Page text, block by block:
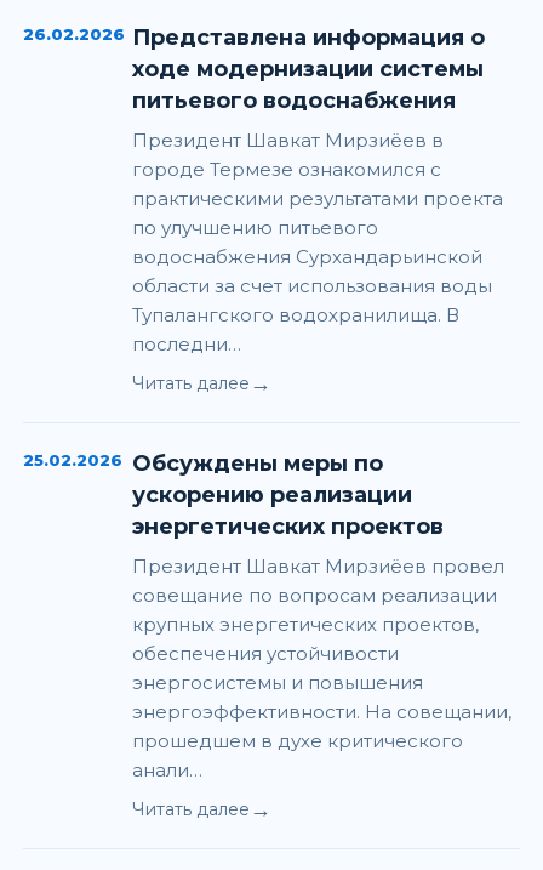
26.02.2026 Представлена информация о
ходе модернизации системы
питьевого водоснабжения
Президент Шавкат Мирзиёев в
городе Термезе ознакомился с
практическими результатами проекта
по улучшению питьевого
водоснабжения Сурхандарьинской
области за счет использования воды
Тупалангского водохранилища. В
последни…
Читать далее →
25.02.2026
Обсуждены меры по
ускорению реализации
энергетических проектов
Президент Шавкат Мирзиёев провел
совещание по вопросам реализации
крупных энергетических проектов,
обеспечения устойчивости
энергосистемы и повышения
энергоэффективности. На совещании,
прошедшем в духе критического
анали…
Читать далее →